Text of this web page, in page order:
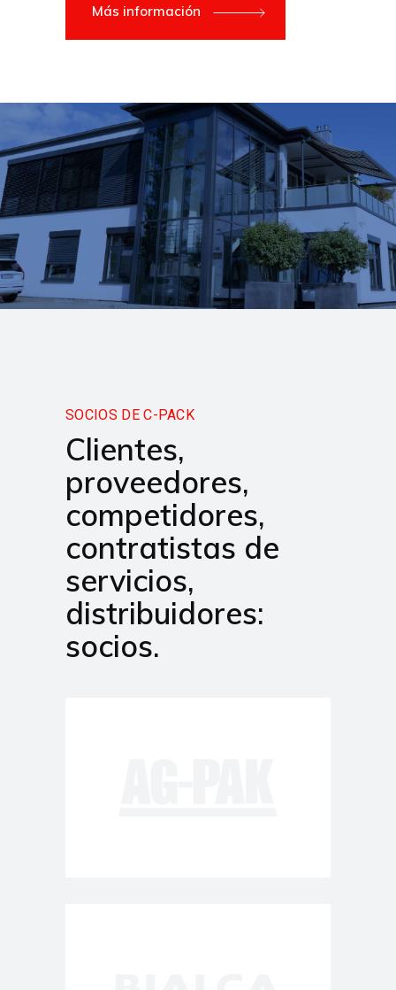
Más información
SOCIOS DE C-PACK
Clientes,
proveedores,
competidores,
contratistas de
servicios,
distribuidores:
socios.